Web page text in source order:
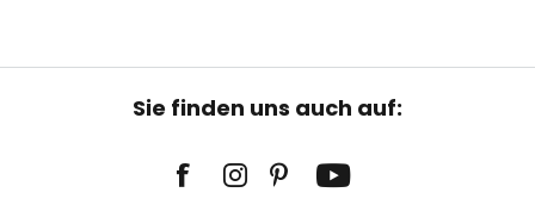
Sie finden uns auch auf: